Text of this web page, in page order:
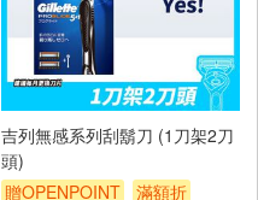
吉列無感系列刮鬍刀 (1刀架2刀
頭)
贈OPENPOINT
滿額折